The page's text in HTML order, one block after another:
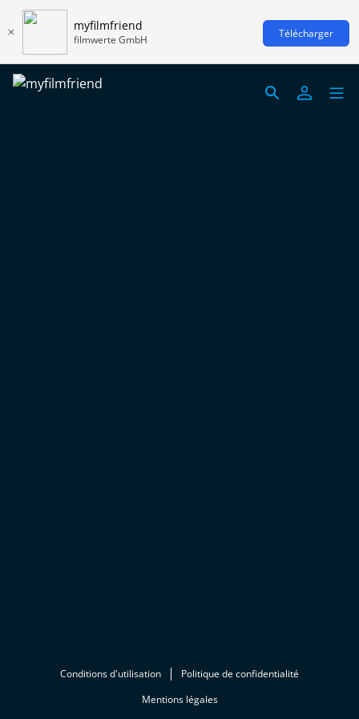
myfilmfriend
filmwerte GmbH Télécharger
Conditions d'utilisation
Politique de confidentialité
Mentions légales